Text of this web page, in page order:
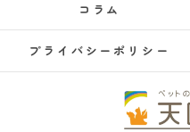
コラム
プライバシーポリシー